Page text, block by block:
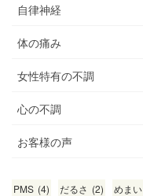
自律神経
体の痛み
女性特有の不調
心の不調
お客様の声
PMS (4) だるさ (2) めまい